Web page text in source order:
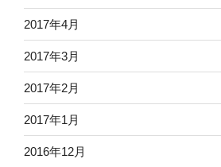
2017年4月
2017年3月
2017年2月
2017年1月
2016年12月